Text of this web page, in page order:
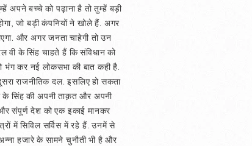
अपने बच्चे को पढ़ाना है तो तुम्हें बड़ी
जो बड़ी कंपनियों ने खोले हैं. अगर
और अगर जनता चाहेगी तो उन
वी के सिंह चाहते हैं कि संविधान को
भंग कर नई लोकसभा की बात कही है.
राजनीतिक दल. इसलिए हो सकता
सिंह की अपनी ताक़त और अपनी
संपूर्ण देश को एक इकाई मानकर
में सिविल सर्विस में रहे हैं. उनमें से
अन्ना हजारे के सामने चुनौती भी है और